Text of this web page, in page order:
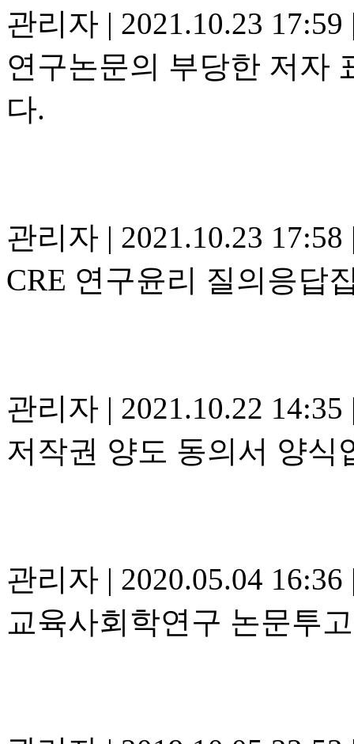
관리자 | 2021.10.23 17:59
연구논문의 부당한 저자
다.
관리자 | 2021.10.23 17:58
CRE 연구윤리 질의응답
관리자 | 2021.10.22 14:35
저작권 양도 동의서 양식
관리자 | 2020.05.04 16:36
교육사회학연구 논문투